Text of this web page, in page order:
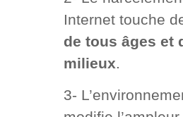
Internet touche
de tous âges et
milieux
3-